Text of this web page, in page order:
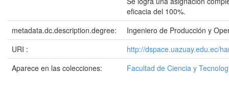
eficacia del 100%.
metadata.dc.description.degree:
Ingeniero de Producción y
URI :
http://dspace.uazuay.edu.ec/
Aparece en las colecciones:
Facultad de Ciencia y